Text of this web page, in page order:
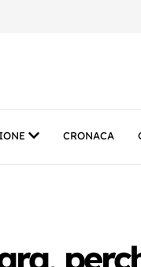
CRONACA